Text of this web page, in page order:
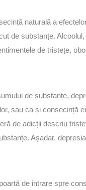
naturală a
de substanțe.
de tristețe,
de substanțe,
sau ca și consecință
de adicții descriu
Așadar,
de intrare spre